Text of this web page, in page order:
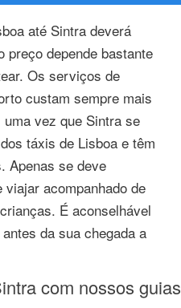
até Sintra deverá
preço depende bastante
Os serviços de
custam sempre mais
vez que Sintra se
táxis de Lisboa e têm
Apenas se deve
acompanhado de
É aconselhável
da sua chegada a
com nossos guias